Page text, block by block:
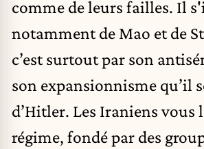
comme de leurs failles. Il
notamment de Mao et de
c’est surtout par son
son expansionnisme qu’il
d’Hitler. Les Iraniens vous
régime, fondé par des